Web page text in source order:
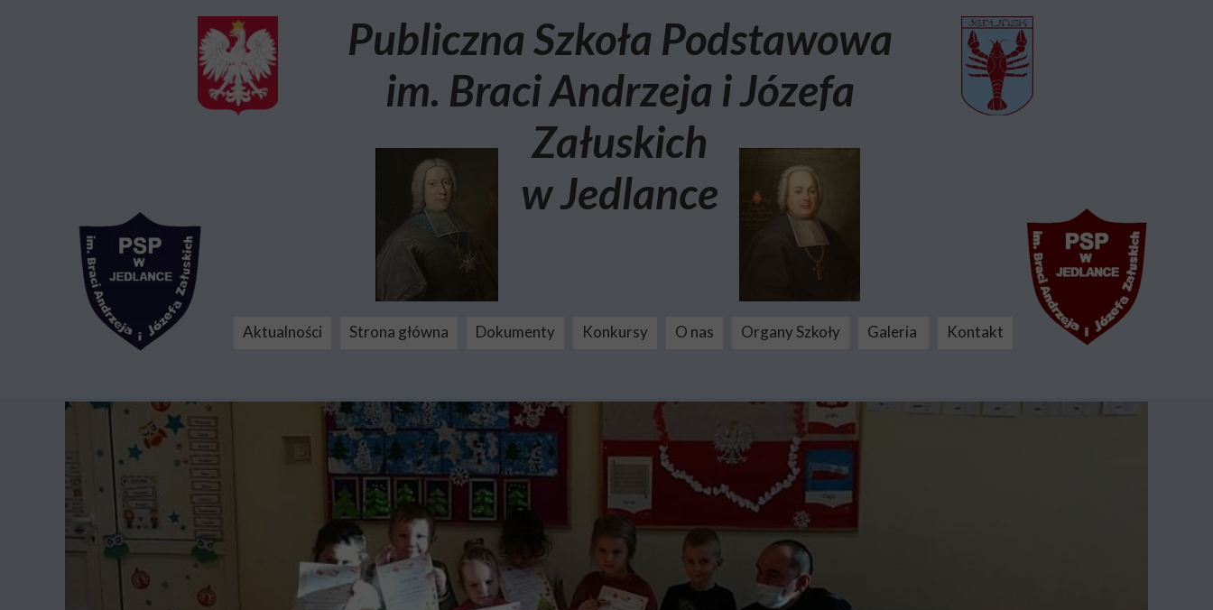
Aktualności Strona główna Dokumenty Konkursy O nas Organy Szkoły Galeria Kontakt
Publiczna Szkoła Podstawowa
im. Braci Andrzeja i Józefa
Załuskich
w Jedlance